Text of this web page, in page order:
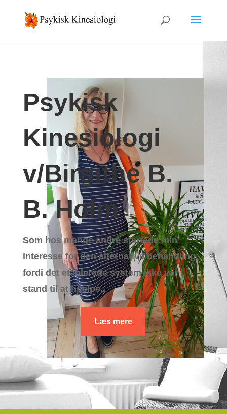
Psykisk
Kinesiologi
v/Birgithe B.
B. Holm
Som hos mange andre startede min
interesse for den alternative behandling,
fordi det etablerede system ikke var i
stand til at hjælpe..
Læs mere